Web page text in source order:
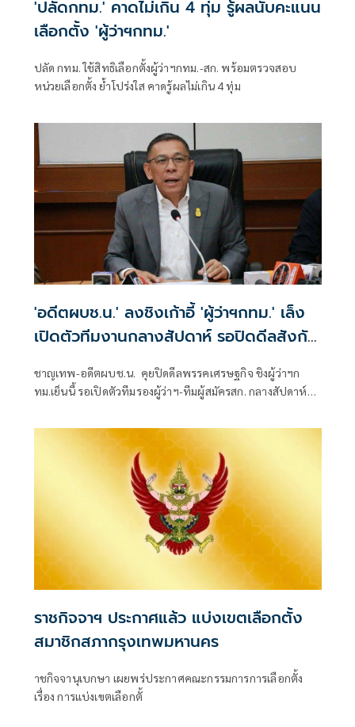
'ปลัดกทม.' คาดไม่เกิน 4 ทุ่ม รู้ผลนับคะแนน
เลือกตั้ง 'ผู้ว่าฯกทม.'
ปลัด กทม. ใช้สิทธิเลือกตั้งผู้ว่าฯกทม.-สก. พร้อมตรวจสอบ
หน่วยเลือกตั้ง ย้ำโปร่งใส คาดรู้ผลไม่เกิน 4 ทุ่ม
'อดีตผบช.น.' ลงชิงเก้าอี้ 'ผู้ว่าฯกทม.' เล็ง
เปิดตัวทีมงานกลางสัปดาห์ รอปิดดีลสังกัด
ชาญเทพ-อดีตผบช.น. คุยปิดดีลพรรคเศรษฐกิจ ชิงผู้ว่าฯก
ทม.เย็นนี้ รอเปิดตัวทีมรองผู้ว่าฯ-ทีมผู้สมัครสก. กลางสัปดาห์
ราชกิจจาฯ ประกาศแล้ว แบ่งเขตเลือกตั้ง
สมาชิกสภากรุงเทพมหานคร
าชกิจจานุเบกษา เผยพร่ประกาศคณะกรรมการการเลือกตั้ง
เรื่อง การแบ่งเขตเลือกตั้